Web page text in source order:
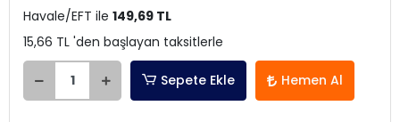
Havale/EFT ile 149,69 TL
15,66 TL 'den başlayan taksitlerle
Sepete Ekle Hemen Al